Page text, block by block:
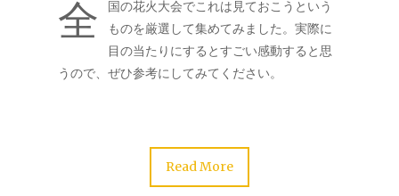
全
国の花火大会でこれは見ておこうという
ものを厳選して集めてみました。実際に
目の当たりにするとすごい感動すると思
うので、ぜひ参考にしてみてください。
Read More